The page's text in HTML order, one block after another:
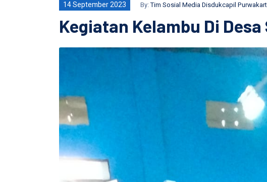
14 September 2023 By:Tim Sosial Media Disdukcapil
Kegiatan Kelambu Di